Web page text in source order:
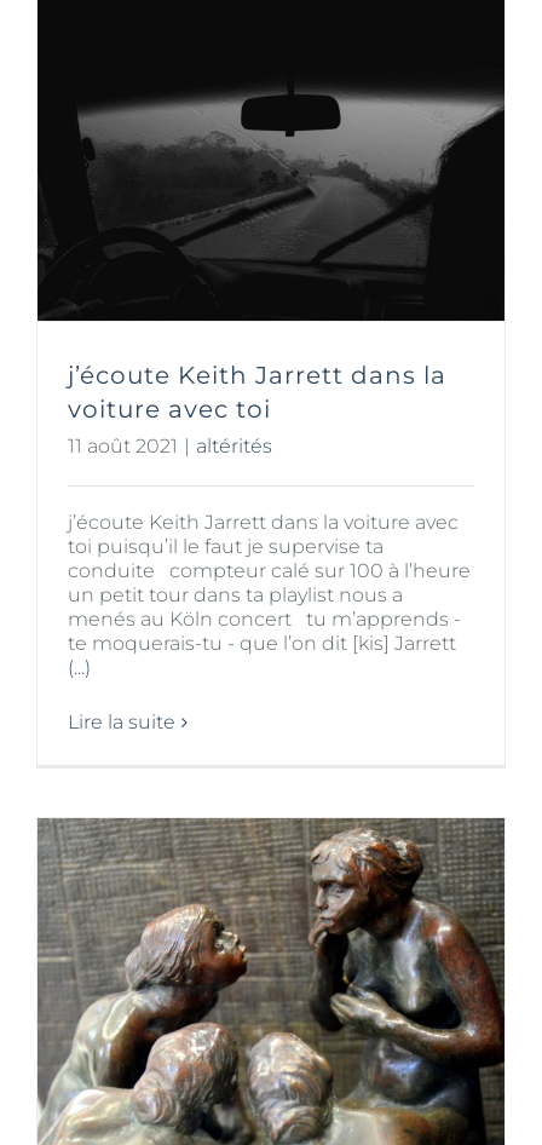
j’écoute Keith Jarrett dans la
voiture avec toi
11 août 2021 | altérités
j’écoute Keith Jarrett dans la voiture avec
toi puisqu’il le faut je supervise ta
conduite compteur calé sur 100 à l’heure
un petit tour dans ta playlist nous a
menés au Köln concert tu m’apprends -
te moquerais-tu - que l’on dit [kis] Jarrett
(...)
Lire la suite